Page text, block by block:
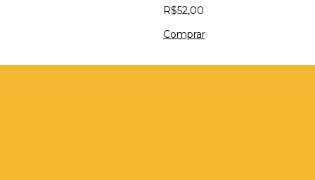
R$52,00